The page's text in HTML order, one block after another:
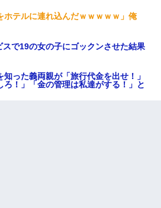
ホテルに連れ込んだｗｗｗｗｗ」俺
で19の女の子にゴックンさせた結果
った義両親が「旅行代金を出せ！」
ろ！」「金の管理は私達がする！」と